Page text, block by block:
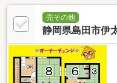
売その他
静岡県島田市伊